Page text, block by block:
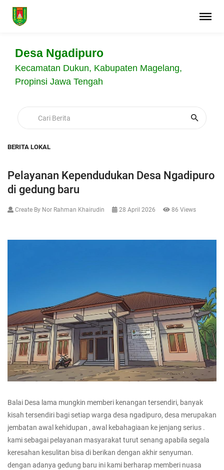
Desa Ngadipuro
Kecamatan Dukun, Kabupaten Magelang,
Propinsi Jawa Tengah
BERITA LOKAL
Pelayanan Kependudukan Desa Ngadipuro
di gedung baru
Create By Nor Rahman Khairudin 28 April 2026 86 Views
Balai Desa lama mungkin memberi kenangan tersendiri, banyak
kisah tersendiri bagi setiap warga desa ngadipuro, desa merupakan
jembatan awal kehidupan , awal kebahagiaan ke jenjang serius .
kami sebagai pelayanan masyarakat turut senang apabila segala
keresahan kesulitan bisa di berikan dengan akhir senyuman.
dengan adanya gedung baru ini kami berharap memberi nuasa